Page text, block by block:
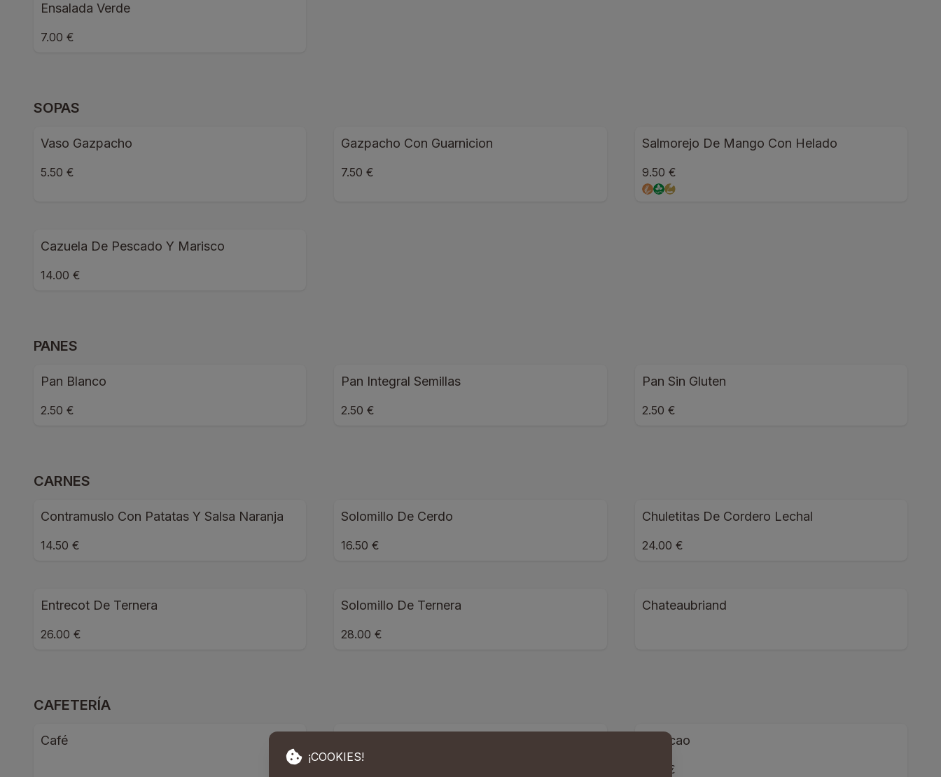
Ensalada Verde
7.00 €
SOPAS
Vaso Gazpacho
5.50 €
Gazpacho Con Guarnicion
7.50 €
Salmorejo De Mango Con Helado
9.50 €
Cazuela De Pescado Y Marisco
14.00 €
PANES
Pan Blanco
2.50 €
Pan Integral Semillas
2.50 €
Pan Sin Gluten
2.50 €
CARNES
Contramuslo Con Patatas Y Salsa Naranja
14.50 €
Solomillo De Cerdo
16.50 €
Chuletitas De Cordero Lechal
24.00 €
Entrecot De Ternera
26.00 €
Solomillo De Ternera
28.00 €
Chateaubriand
CAFETERÍA
Café Colacao
2.50 €
¡COOKIES!